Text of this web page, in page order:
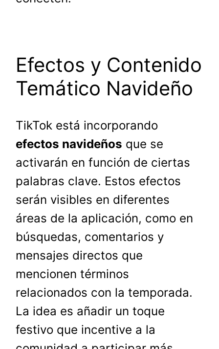
Efectos y Contenido
Temático Navideño
TikTok está incorporando
efectos navideños que se
activarán en función de ciertas
palabras clave. Estos efectos
serán visibles en diferentes
áreas de la aplicación, como en
búsquedas, comentarios y
mensajes directos que
mencionen términos
relacionados con la temporada.
La idea es añadir un toque
festivo que incentive a la